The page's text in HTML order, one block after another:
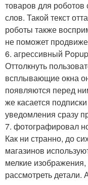
товаров для
слов. Такой текст
роботы также
не поможет
6. агрессивный
Оттолкнуть
всплывающие окна
появляются перед
же касается
уведомления сразу
7. фотографировал
Как ни странно, до
магазинов
мелкие
рассмотреть